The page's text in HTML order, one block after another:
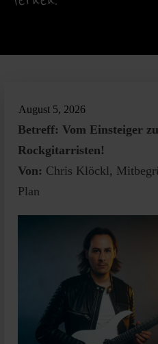
August 5, 2026
Betreff: Vom Einsteiger
Rockgitarristen!
Von: Chris Klöckl,
Plan